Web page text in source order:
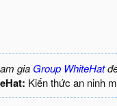
gia Group WhiteHat
Kiến thức an ninh